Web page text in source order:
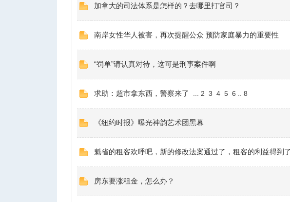
加拿大的司法体系是怎样的？去哪里打官司？
南岸女性华人被害，再次提醒公众 预防家庭暴力的重要性
“罚单”请认真对待，这可是刑事案件啊
求助：超市拿东西，警察来了 2 3 4 5 6 8
《纽约时报》曝光神韵艺术团黑幕
魁省的租客欢呼吧，新的修改法案通过了，租客的利益得到
房东要涨租金，怎么办？